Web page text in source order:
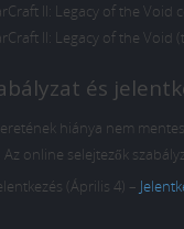
II: Legacy of the
II: Legacy of the Void
és
hiánya nem
Az online selejtezők
(Április 4) –